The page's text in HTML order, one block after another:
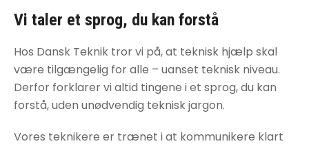
Vi taler et sprog, du kan forstå
Hos Dansk Teknik tror vi på, at teknisk hjælp skal
være tilgængelig for alle – uanset teknisk niveau.
Derfor forklarer vi altid tingene i et sprog, du kan
forstå, uden unødvendig teknisk jargon.
Vores teknikere er trænet i at kommunikere klart